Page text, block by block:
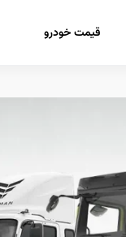
قیمت خودرو